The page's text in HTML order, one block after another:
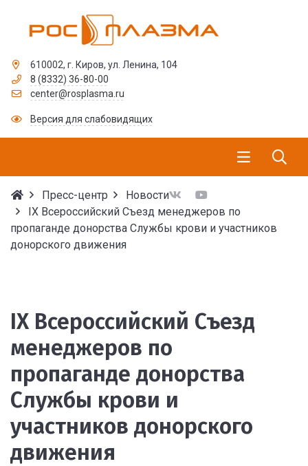
610002, г. Киров, ул. Ленина, 104
8 (8332) 36-80-00
center@rosplasma.ru
Версия для слабовидящих
Пресс-центр
Новости
IX Всероссийский Съезд менеджеров по
пропаганде донорства Службы крови и участников
донорского движения
IX Всероссийский Съезд
менеджеров по
пропаганде донорства
Службы крови и
участников донорского
движения